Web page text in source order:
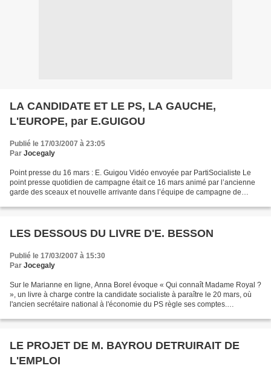
LA CANDIDATE ET LE PS, LA GAUCHE,
L'EUROPE, par E.GUIGOU
Publié le 17/03/2007 à 23:05
Par Jocegaly
Point presse du 16 mars : E. Guigou Vidéo envoyée par PartiSocialiste Le
point presse quotidien de campagne était ce 16 mars animé par l’ancienne
garde des sceaux et nouvelle arrivante dans l’équipe de campagne de
LES DESSOUS DU LIVRE D'E. BESSON
Publié le 17/03/2007 à 15:30
Par Jocegaly
Sur le Marianne en ligne, Anna Borel évoque « Qui connaît Madame Royal ?
», un livre à charge contre la candidate socialiste à paraître le 20 mars, où
l'ancien secrétaire national à l'économie du PS règle ses comptes.
Royal_a951.html?voir_commentaire=oui#com_274511...
LE PROJET DE M. BAYROU DETRUIRAIT DE
L'EMPLOI